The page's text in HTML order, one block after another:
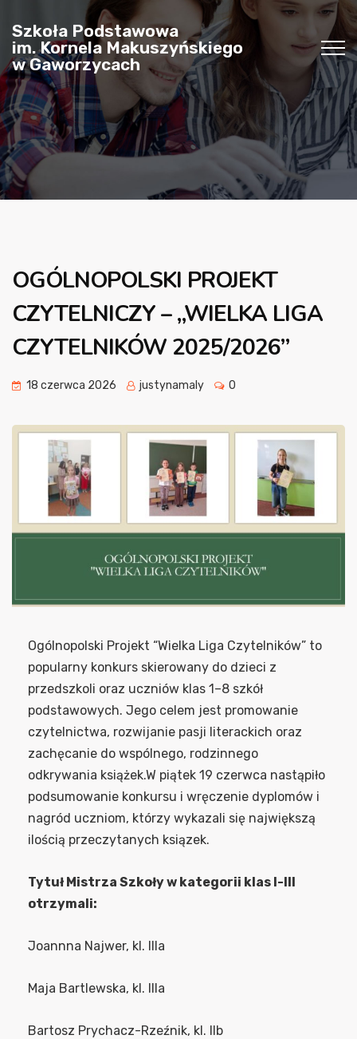
Szkoła Podstawowa
im. Kornela Makuszyńskiego
w Gaworzycach
OGÓLNOPOLSKI PROJEKT
CZYTELNICZY – „WIELKA LIGA
CZYTELNIKÓW 2025/2026”
18 czerwca 2026 justynamaly 0
Ogólnopolski Projekt “Wielka Liga Czytelników” to
popularny konkurs skierowany do dzieci z
przedszkoli oraz uczniów klas 1–8 szkół
podstawowych. Jego celem jest promowanie
czytelnictwa, rozwijanie pasji literackich oraz
zachęcanie do wspólnego, rodzinnego
odkrywania książek.W piątek 19 czerwca nastąpiło
podsumowanie konkursu i wręczenie dyplomów i
nagród uczniom, którzy wykazali się największą
ilością przeczytanych ksiązek.
Tytuł Mistrza Szkoły w kategorii klas I-III
otrzymali:
Joannna Najwer, kl. IIIa
Maja Bartlewska, kl. IIIa
Bartosz Prychacz-Rzeźnik, kl. IIb